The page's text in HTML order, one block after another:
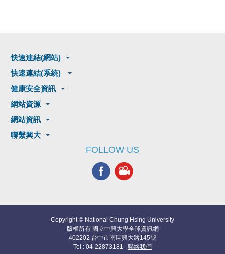
快速連結(網站)
快速連結(系統)
健康安全資訊
網站資源
網站資訊
聯繫興大
FOLLOW US
Copyright © National Chung Hsing University
版權所有 國立中興大學全球資訊網
402202 台中市南區興大路145號
Tel : 04-22873181 聯絡我們